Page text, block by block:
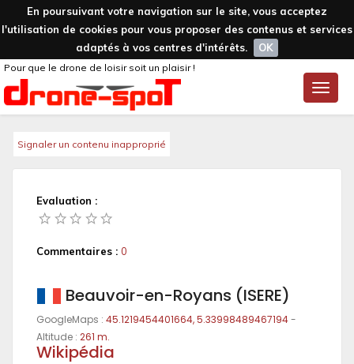
En poursuivant votre navigation sur le site, vous acceptez
l'utilisation de cookies pour vous proposer des contenus et services
adaptés à vos centres d'intérêts.
OK
Toggle
Pour que le drone de loisir soit un plaisir !
Signaler un contenu inapproprié
Evaluation :
Commentaires : 0
Beauvoir-en-Royans (ISERE)
GoogleMaps : 45.1219454401664, 5.33998489467194-
Altitude : 261 m.
Wikipédia